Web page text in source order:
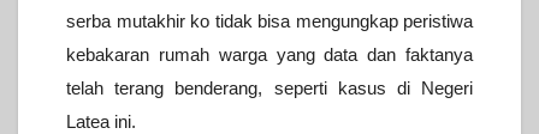
serba mutakhir ko tidak bisa mengungkap peristiwa
kebakaran rumah warga yang data dan faktanya
telah terang benderang, seperti kasus di Negeri
Latea ini.